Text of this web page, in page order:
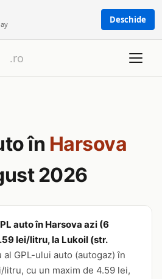
Deschide
în Harsova
2026
auto în Harsova azi (6
lei/litru, la Lukoil (str.
al GPL-ului auto (autogaz) în
litru, cu un maxim de 4.59 lei,